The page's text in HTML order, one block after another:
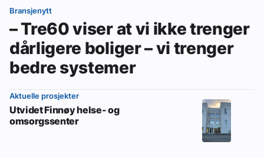
Bransjenytt
– Tre60 viser at vi ikke trenger
dårligere boliger – vi trenger
bedre systemer
Aktuelle prosjekter
Utvidet Finnøy helse- og
omsorgssenter